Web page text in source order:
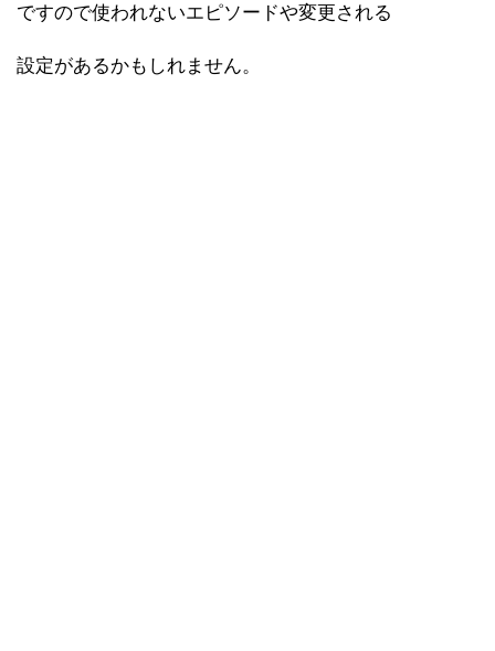
ですので使われないエピソードや変更される
設定があるかもしれません。